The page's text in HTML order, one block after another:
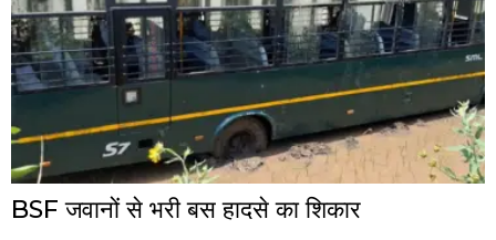
BSF जवानों से भरी बस हादसे का शिकार